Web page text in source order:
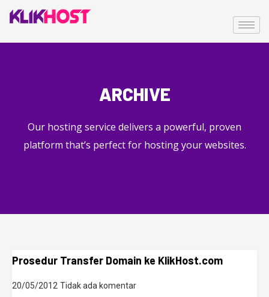
ARCHIVE
Our hosting service delivers a powerful, proven
platform that’s perfect for hosting your websites.
Prosedur Transfer Domain ke KlikHost.com
20/05/2012 Tidak ada komentar